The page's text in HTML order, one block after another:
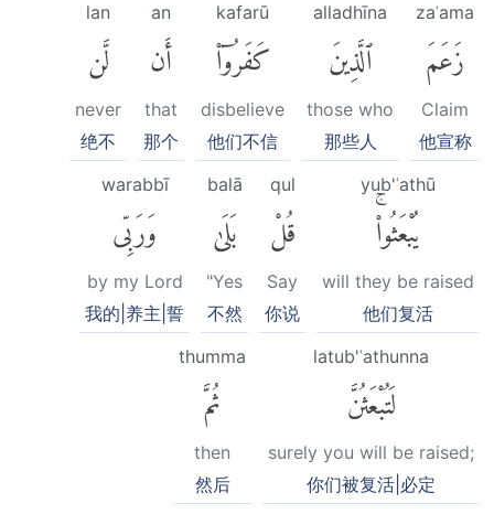
zaʿama
زَعَمَ
Claim
他宣称
alladhīna
ٱلَّذِينَ
those who
那些人
kafarū
كَفَرُوٓا۟
disbelieve
他们不信
an
أَن
that
那个
lan
لَّن
never
绝不
yub'ʿathū
يُبْعَثُوا۟ۚ
will they be raised
他们复活
qul
قُلْ
Say
你说
balā
بَلَىٰ
"Yes
不然
warabbī
وَرَبِّى
by my Lord
我的|养主|誓
latub'ʿathunna
لَتُبْعَثُنَّ
surely you will be raised;
你们被复活|必定
thumma
ثُمَّ
then
然后